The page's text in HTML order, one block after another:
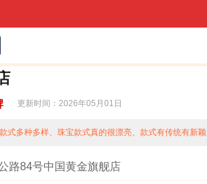
更新时间：2026年05月01日
式多种多样、珠宝款式真的很漂亮、款式有传统有新颖
路84号中国黄金旗舰店